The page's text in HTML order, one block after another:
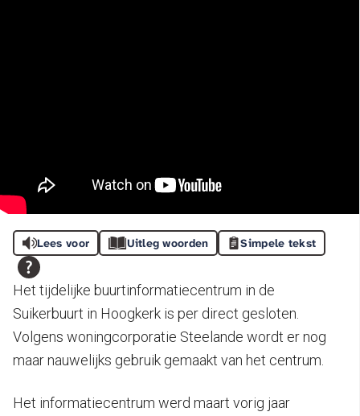
Lees voor Uitleg woorden Simpele tekst
Het tijdelijke buurtinformatiecentrum in de
Suikerbuurt in Hoogkerk is per direct gesloten.
Volgens woningcorporatie Steelande wordt er nog
maar nauwelijks gebruik gemaakt van het centrum.
Het informatiecentrum werd maart vorig jaar